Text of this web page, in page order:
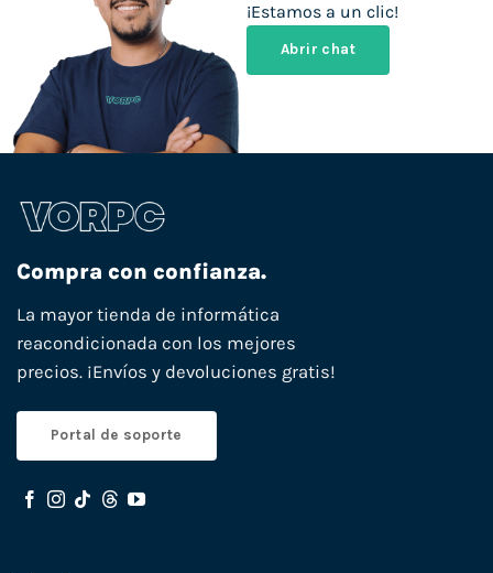
¡Estamos a un clic!
Abrir chat
Compra con confianza.
La mayor tienda de informática
reacondicionada con los mejores
precios. ¡Envíos y devoluciones gratis!
Portal de soporte